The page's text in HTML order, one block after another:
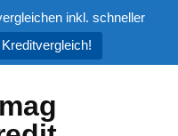
inkl. schneller